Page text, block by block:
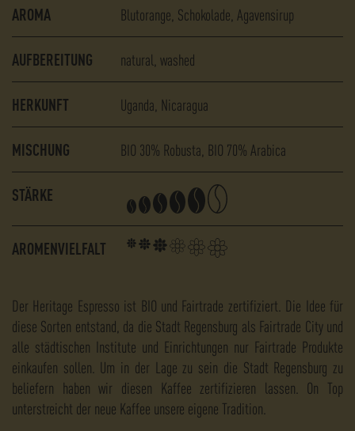
Der Heritage Espresso ist BIO und Fairtrade zertifiziert. Die Idee für
diese Sorten entstand, da die Stadt Regensburg als Fairtrade City und
alle städtischen Institute und Einrichtungen nur Fairtrade Produkte
einkaufen sollen. Um in der Lage zu sein die Stadt Regensburg zu
beliefern haben wir diesen Kaffee zertifizieren lassen. On Top
unterstreicht der neue Kaffee unsere eigene Tradition.
AROMA Blutorange Schokolade Agavensirup
AUFBEREITUNG natural washed
HERKUNFT Uganda Nicaragua
MISCHUNG BIO 30% Robusta BIO 70% Arabica
STÄRKE
AROMENVIELFALT